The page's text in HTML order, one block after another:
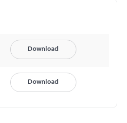
Download
Download